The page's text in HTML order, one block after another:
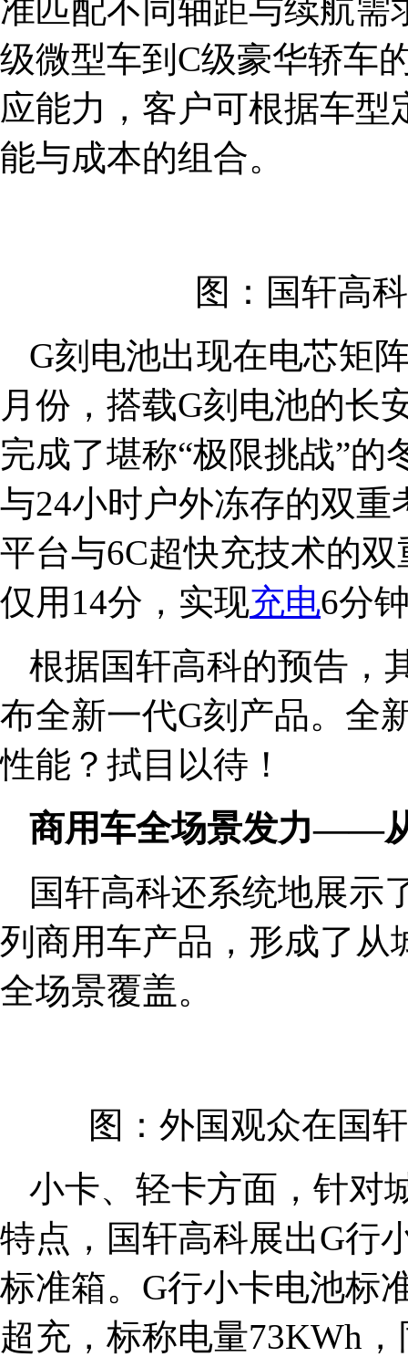
准匹配不同轴距与续航
级微型车到C级豪华轿车
应能力，客户可根据车
能与成本的组合。
图：国轩高
G刻电池出现在电芯矩
月份，搭载G刻电池的长
完成了堪称“极限挑战”
与24小时户外冻存的双
平台与6C超快充技术的
仅用14分，实现充电6分
根据国轩高科的预告，
布全新一代G刻产品。全
性能？拭目以待！
商用车全场景发力——
国轩高科还系统地展示
列商用车产品，形成了从
全场景覆盖。
图：外国观众在国
小卡、轻卡方面，针对
特点，国轩高科展出G行
标准箱。G行小卡电池标
超充，标称电量73KWh